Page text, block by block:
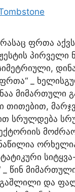
ფრთა
პირველი
_
მიმართული
თითებით,
სრულდება
_ წინ
და